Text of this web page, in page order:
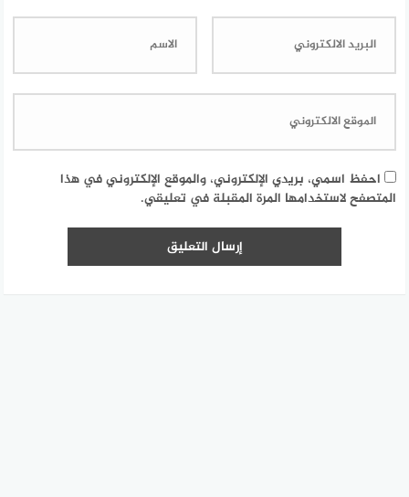
احفظ اسمي، بريدي الإلكتروني، والموقع الإلكتروني في هذا
المتصفح لاستخدامها المرة المقبلة في تعليقي.